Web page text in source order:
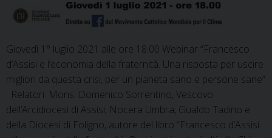
Giovedì 1° luglio 2021 alle ore 18.00 Webinar “Francesco
d’Assisi e l’economia della fraternità. Una risposta per uscire
migliori da questa crisi, per un pianeta sano e persone sane”
Relatori: Mons. Domenico Sorrentino, Vescovo
dell’Arcidiocesi di Assisi, Nocera Umbra, Gualdo Tadino e
della Diocesi di Foligno, autore del libro “Francesco d’Assisi